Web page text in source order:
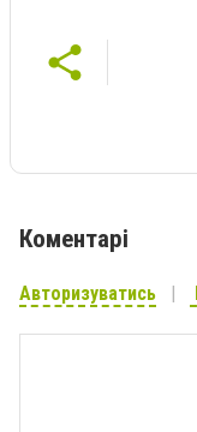
Коментарі
Авторизуватись